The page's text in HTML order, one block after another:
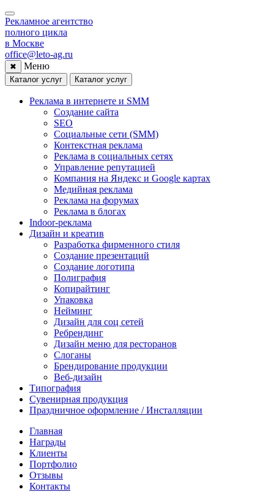
Рекламное агентство
полного цикла
в Москве
office@leto-ag.ru
✖ Меню
Каталог услуг Каталог услуг
Реклама в интернете и SMM
Создание сайта
SEO
Социальные сети (SMM)
Контекстная реклама
Реклама в социальных сетях
Управление репутацией
Компания на Яндекс и Google картах
Медийная реклама
Реклама на форумах
Реклама в блогах
Indoor-реклама
Дизайн и креатив
Разработка фирменного стиля
Создание презентаций
Создание логотипа
Полиграфия
Копирайтинг
Упаковка
Нейминг
Дизайн для соц сетей
Ребрендинг
Дизайн меню для ресторанов
Слоганы
Брендирование продукции
Веб-дизайн
Типография
Сувенирная продукция
Праздничное оформление / Инсталляции
Главная
Награды
Клиенты
Портфолио
Отзывы
Контакты